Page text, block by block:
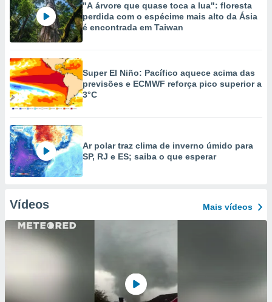
"A árvore que quase toca a lua": floresta
perdida com o espécime mais alto da Ásia
é encontrada em Taiwan
Super El Niño: Pacífico aquece acima das
previsões e ECMWF reforça pico superior a
3°C
Ar polar traz clima de inverno úmido para
SP, RJ e ES; saiba o que esperar
Vídeos Mais vídeos